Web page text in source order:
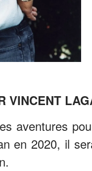
VINCENT
aventures
en 2020, il